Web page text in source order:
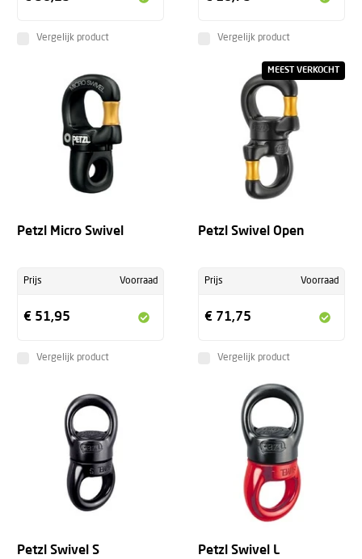
Vergelijk product Vergelijk product
Petzl Micro Swivel
Prijs Voorraad
€ 51,95
Vergelijk product
MEEST VERKOCHT
Petzl Swivel Open
Prijs Voorraad
€ 71,75
Vergelijk product
Petzl Swivel S Petzl Swivel L